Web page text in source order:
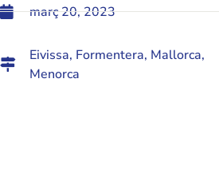
març 20, 2023
Eivissa, Formentera, Mallorca,
Menorca